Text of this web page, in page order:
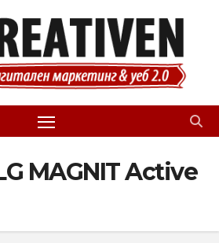
MAGNIT Active